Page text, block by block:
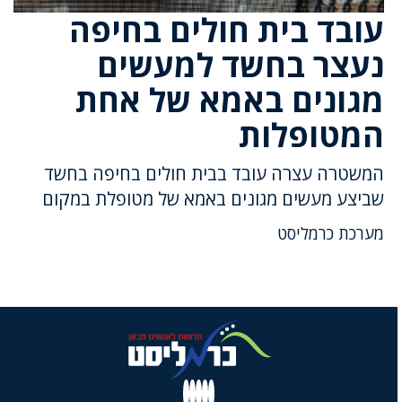
עובד בית חולים בחיפה
נעצר בחשד למעשים
מגונים באמא של אחת
המטופלות
המשטרה עצרה עובד בבית חולים בחיפה בחשד
שביצע מעשים מגונים באמא של מטופלת במקום
מערכת כרמליסט